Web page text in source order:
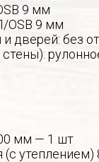
9 мм
OSB 9 мм
дверей: без
стены):
мм — 1 шт
(с